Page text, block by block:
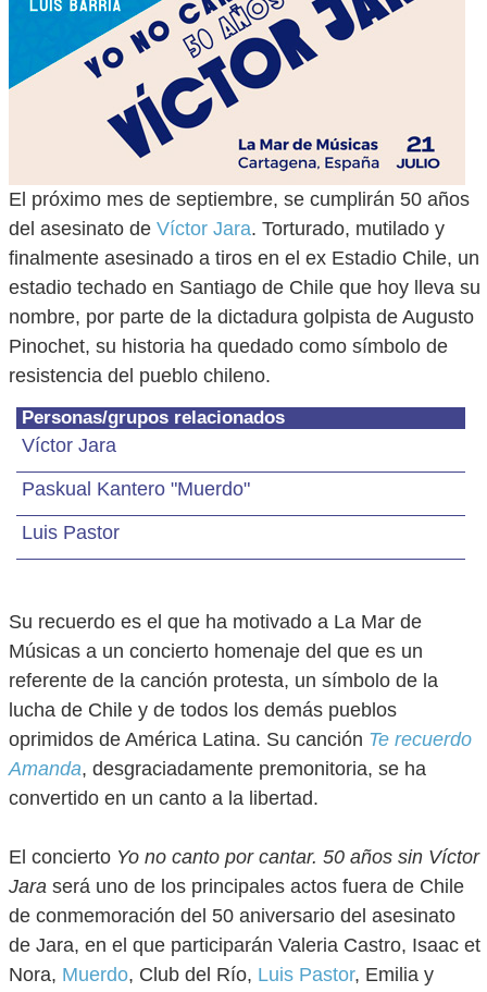
El próximo mes de septiembre, se cumplirán 50 años
del asesinato de Víctor Jara. Torturado, mutilado y
finalmente asesinado a tiros en el ex Estadio Chile, un
estadio techado en Santiago de Chile que hoy lleva su
nombre, por parte de la dictadura golpista de Augusto
Pinochet, su historia ha quedado como símbolo de
resistencia del pueblo chileno.
Personas/grupos relacionados
Víctor Jara
Paskual Kantero "Muerdo"
Luis Pastor
Su recuerdo es el que ha motivado a La Mar de
Músicas a un concierto homenaje del que es un
referente de la canción protesta, un símbolo de la
lucha de Chile y de todos los demás pueblos
oprimidos de América Latina. Su canción Te recuerdo
Amanda, desgraciadamente premonitoria, se ha
convertido en un canto a la libertad.
El concierto Yo no canto por cantar. 50 años sin Víctor
Jara será uno de los principales actos fuera de Chile
de conmemoración del 50 aniversario del asesinato
de Jara, en el que participarán Valeria Castro, Isaac et
Nora, Muerdo, Club del Río, Luis Pastor, Emilia y